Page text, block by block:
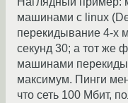
машинами с linux
перекидывание 4-х
секунд 30; а тот же
машинами
максимум. Пинги
что сеть 100 Мбит,